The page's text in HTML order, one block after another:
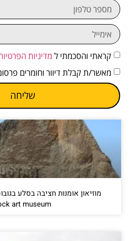
קראתי והסכמתי ל מדיניות
מאשר/ת קבלת דיוור וחומרים
שליחה
art museum